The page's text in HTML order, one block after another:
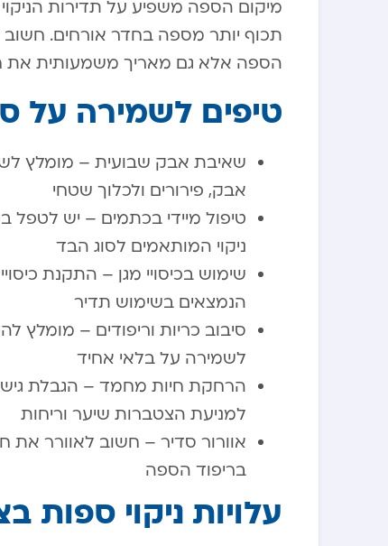
מיקום הספה משפיע על תדירות
תכוף יותר מספה בחדר אורחים.
הספה אלא גם מאריך משמעותית את
טיפים לשמירה על
שאיבת אבק שבועית – מומלץ
אבק, פירורים ולכלוך שטחי
טיפול מיידי בכתמים – יש לטפל
ניקוי המותאמים לסוג הבד
שימוש בכיסויי מגן – התקנת
הנמצאים בשימוש תדיר
סיבוב כריות וריפודים – מומלץ
לשמירה על בלאי אחיד
הרחקת חיות מחמד – הגבלת
למניעת הצטברות שיער וריחות
אוורור סדיר – חשוב לאוורר
בריפוד הספה
עלויות ניקוי ספות